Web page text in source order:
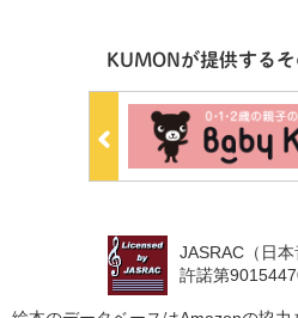
KUMONが提供する
JASRAC（日本
許諾第